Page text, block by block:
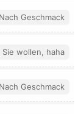
Nach Geschmack
Sie wollen, haha
Nach Geschmack